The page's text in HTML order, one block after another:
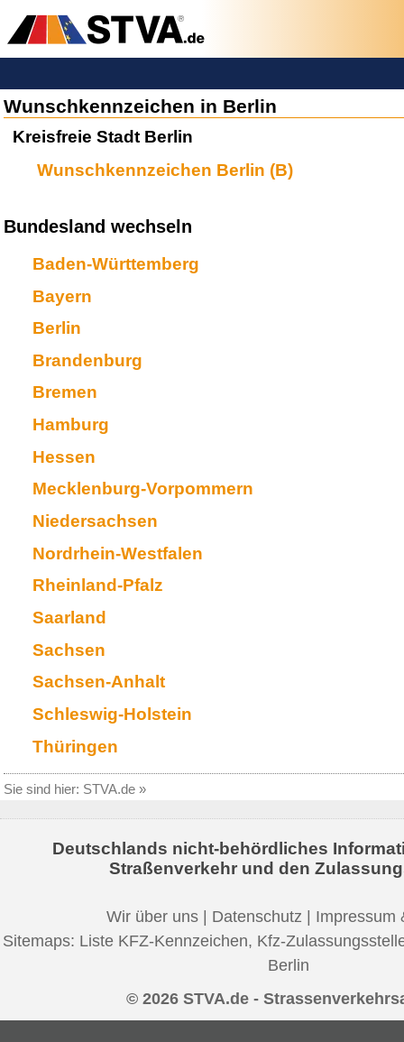
Wunschkennzeichen in Berlin
Kreisfreie Stadt Berlin
Wunschkennzeichen Berlin (B)
Bundesland wechseln
Baden-Württemberg
Bayern
Berlin
Brandenburg
Bremen
Hamburg
Hessen
Mecklenburg-Vorpommern
Niedersachsen
Nordrhein-Westfalen
Rheinland-Pfalz
Saarland
Sachsen
Sachsen-Anhalt
Schleswig-Holstein
Thüringen
Sie sind hier: STVA.de »
Deutschlands nicht-behördliches
Straßenverkehr und den
Wir über uns Datenschutz
Impressum
Sitemaps: Liste KFZ-Kennzeichen, Kfz-
Berlin
© 2026 STVA.de -